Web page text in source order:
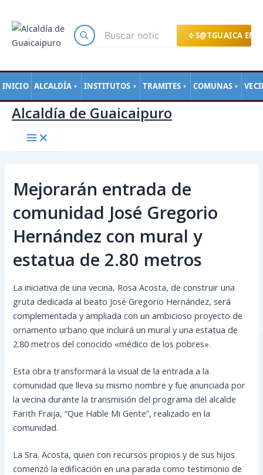
S@TGUAICA EN
INICIO ALCALDÍA ▼ INSTITUTOS ▼ TRAMITES ▼ COMUNAS ▼
contenido
Alcaldía de Guaicaipuro
Mejorarán entrada de
comunidad José Gregorio
Hernández con mural y
estatua de 2.80 metros
La iniciativa de una vecina, Rosa Acosta, de construir una
gruta dedicada al beato José Gregorio Hernández, será
complementada y ampliada con un ambicioso proyecto de
ornamento urbano que incluirá un mural y una estatua de
2.80 metros del conocido «médico de los pobres».
Esta obra transformará la visual de la entrada a la
comunidad que lleva su mismo nombre y fue anunciada por
la vecina durante la transmisión del programa del alcalde
Farith Fraija, “Que Hable Mi Gente”, realizado en la
comunidad.
La Sra. Acosta, quien con recursos propios y de sus hijos
comenzó la edificación en una parada como testimonio de
de
entradas